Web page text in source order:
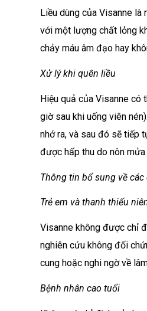
Liều dùng của Visanne
với một lượng chất lỏng
chảy máu âm đạo hay
Xử lý khi quên liều
Hiệu quả của Visanne có
giờ sau khi uống viên
nhớ ra, và sau đó sẽ tiếp
được hấp thu do nôn
Thông tin bổ sung về
Trẻ em và thanh thiếu
Visanne không được chỉ
nghiên cứu không đối
cung hoặc nghi ngờ về
Bệnh nhân cao tuổi